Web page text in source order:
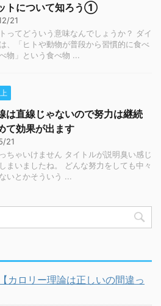
トについて知ろう①
21
ってどういう意味なんでしょうか？ ダイ
、「ヒトや動物が普段から習慣的に食べ
物」という食べ物 ...
は直線じゃないので努力は継続
て効果が出ます
21
ちゃいけません タイトルが説明臭い感じ
まいましたね。 どんな努力をしても中々
いとかそういう ...
ロリー理論は正しいの間違っ